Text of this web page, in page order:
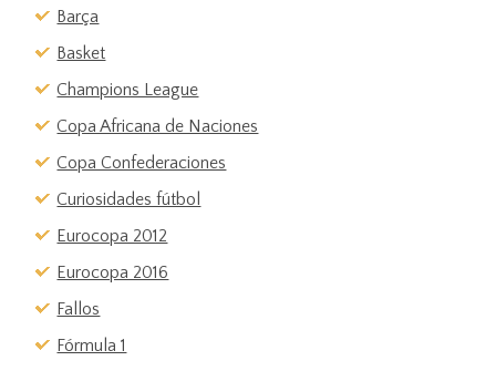
Barça
Basket
Champions League
Copa Africana de Naciones
Copa Confederaciones
Curiosidades fútbol
Eurocopa 2012
Eurocopa 2016
Fallos
Fórmula 1